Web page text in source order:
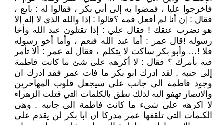
فأخرجوا عليا ، فمضوا به إلى أبي بكر ، فقالوا له : بايع ،
فقال : إن أنا لم أفعل فمه ؟قالوا : إذا والله الذي لا إله إلا
هو نضرب عنقك ! فقال علي : إذا تقتلون عبد الله وأخا
رسوله !قال عمر : أما عبد الله فنعم ، وأما أخو رسوله
فلا !… وأبو بكر ساكت لا يتكلم ، فقال له عمر : ألا تأمر
فيه بأمرك ؟ فقال : لا أكرهه على شئ ما كانت فاطمة
إلى جنبه . لقد ادرك ابو بكر ما فات عمر فقد ادرك ان
وجود فاطمة الى جانب علي سيجعل قلوب المهاجرين
والانصار تهفو اليه لذلك نطق بالكلمات التي قتلت الزهراء
لا اكرهه على شيء ما كانت فاطمة الى جانبه . وهي
الكلمات التي تلقفها عمر مدركا ان ابا بكر لن يقدم على